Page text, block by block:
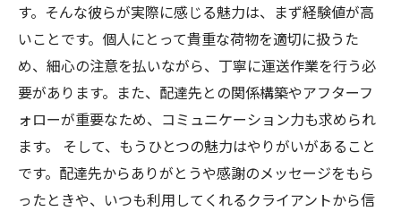
す。そんな彼らが実際に感じる魅力は、まず経験値が高
いことです。個人にとって貴重な荷物を適切に扱うた
め、細心の注意を払いながら、丁寧に運送作業を行う必
要があります。また、配達先との関係構築やアフターフ
ォローが重要なため、コミュニケーション力も求められ
ます。 そして、もうひとつの魅力はやりがいがあること
です。配達先からありがとうや感謝のメッセージをもら
ったときや、いつも利用してくれるクライアントから信